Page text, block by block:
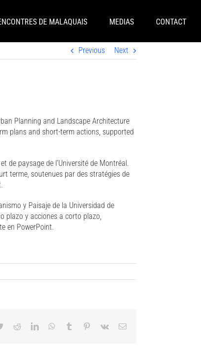
DE MALAQUAIS MEDIAS CONTACT
Previous Next
Planning and Landscape Architecture
plans and short-term actions, supported
de paysage de l’Université de Montréal.
terme, soutenues par des stratégies de
y Paisaje de la Universidad de
plazo y acciones a corto plazo,
en PowerPoint.
TwitterRedditLinkedInWhatsApp
Tumblr Pinterest
Vk Email